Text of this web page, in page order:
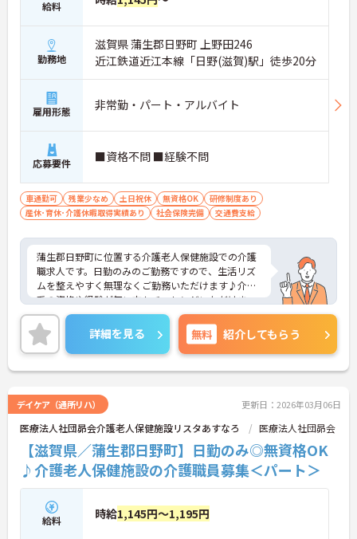
給料
勤務地
滋賀県 蒲生郡日野町 上野田246
近江鉄道近江本線「日野(滋賀)駅」徒歩20分
雇用形態 非常勤・パート・アルバイト
応募要件 ■資格不問 ■経験不問
車通勤可 残業少なめ 土日祝休 無資格OK
研修制度あり
産休･育休･介護休暇取得実績あり
社会保険完備 交通費支給
蒲生郡日野町に位置する介護老人保健施設での介護
職求人です。日勤のみのご勤務ですので、生活リズ
ムを整えやすく無理なくご勤務いただけます♪介護
系の資格や経験が無い方もチャレンジいただけま
す。託児所もあり、小さなお子様がいる方も安心し
てご就業いただけます。ご興味のある方には、面接
対策ポイントなど、さらに詳細をお話しいたします
のでお気軽にご相談ください！
詳細を見る 無料 紹介してもらう
デイケア（通所リハ） 更新日：2026年03月06日
医療法人社団昴会介護老人保健施設リスタあすなろ 医療法人社団昴会
【滋賀県／蒲生郡日野町】日勤のみ◎無資格OK
♪介護老人保健施設の介護職員募集＜パート＞
給料 時給1,145円～1,195円